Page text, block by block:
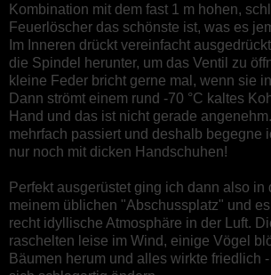
Kombination mit dem fast 1 m hohen,
Feuerlöscher das schönste ist, was es
Im Inneren drückt vereinfacht
die Spindel herunter, um das Ventil zu
kleine Feder bricht gerne mal, wenn sie
Dann strömt einem rund -70 °C kaltes
Hand und das ist nicht gerade
mehrfach passiert und deshalb begegne
nur noch mit dicken Handschuhen!
Perfekt ausgerüstet ging ich dann also in
meinem üblichen "Abschussplatz" und
recht idyllische Atmosphäre in der Luft.
raschelten leise im Wind, einige Vögel
Bäumen herum und alles wirkte friedlich